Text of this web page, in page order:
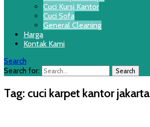
Cuci Kursi Kantor
Cuci Sofa
General Cleaning
Harga
Kontak Kami
Search
Search for:
Tag: cuci karpet kantor jakarta